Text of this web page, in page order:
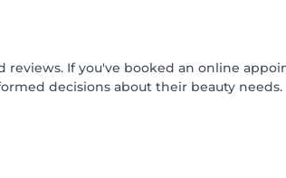
reviews. If you've booked an online
decisions about their beauty needs.